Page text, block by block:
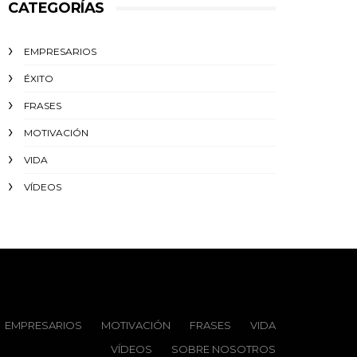
CATEGORÍAS
EMPRESARIOS
ÉXITO‬
FRASES
MOTIVACIÓN
VIDA
VÍDEOS
EMPRESARIOS MOTIVACIÓN FRASES
VIDA
VÍDEOS
SOBRE NOSOTROS